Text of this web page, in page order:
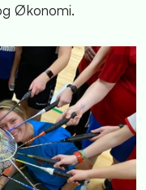
Økonomi.